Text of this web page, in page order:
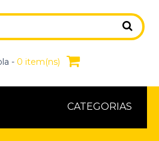
- 0 item(ns)
CATEGORIAS